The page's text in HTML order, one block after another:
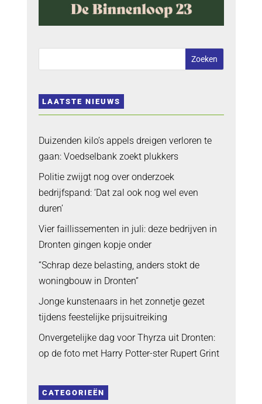
LAATSTE NIEUWS
Duizenden kilo’s appels dreigen verloren te
gaan: Voedselbank zoekt plukkers
Politie zwijgt nog over onderzoek
bedrijfspand: ‘Dat zal ook nog wel even
duren’
Vier faillissementen in juli: deze bedrijven in
Dronten gingen kopje onder
“Schrap deze belasting, anders stokt de
woningbouw in Dronten”
Jonge kunstenaars in het zonnetje gezet
tijdens feestelijke prijsuitreiking
Onvergetelijke dag voor Thyrza uit Dronten:
op de foto met Harry Potter-ster Rupert Grint
CATEGORIEËN